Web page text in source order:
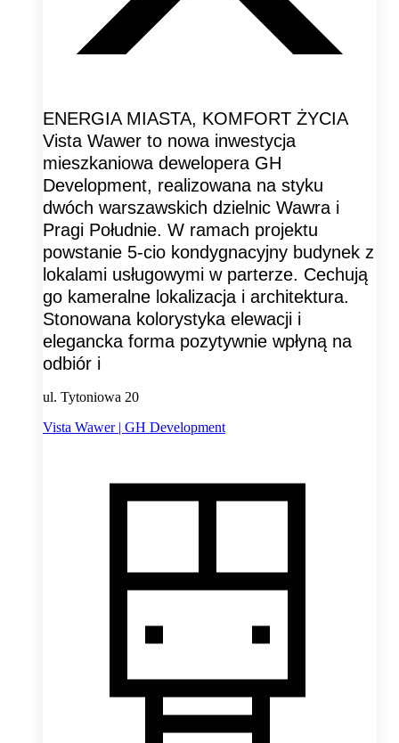
ENERGIA MIASTA, KOMFORT ŻYCIA
Vista Wawer to nowa inwestycja
mieszkaniowa dewelopera GH
Development, realizowana na styku
dwóch warszawskich dzielnic Wawra i
Pragi Południe. W ramach projektu
powstanie 5-cio kondygnacyjny budynek z
lokalami usługowymi w parterze. Cechują
go kameralne lokalizacja i architektura.
Stonowana kolorystyka elewacji i
elegancka forma pozytywnie wpłyną na
odbiór i
ul. Tytoniowa 20
Vista Wawer | GH Development